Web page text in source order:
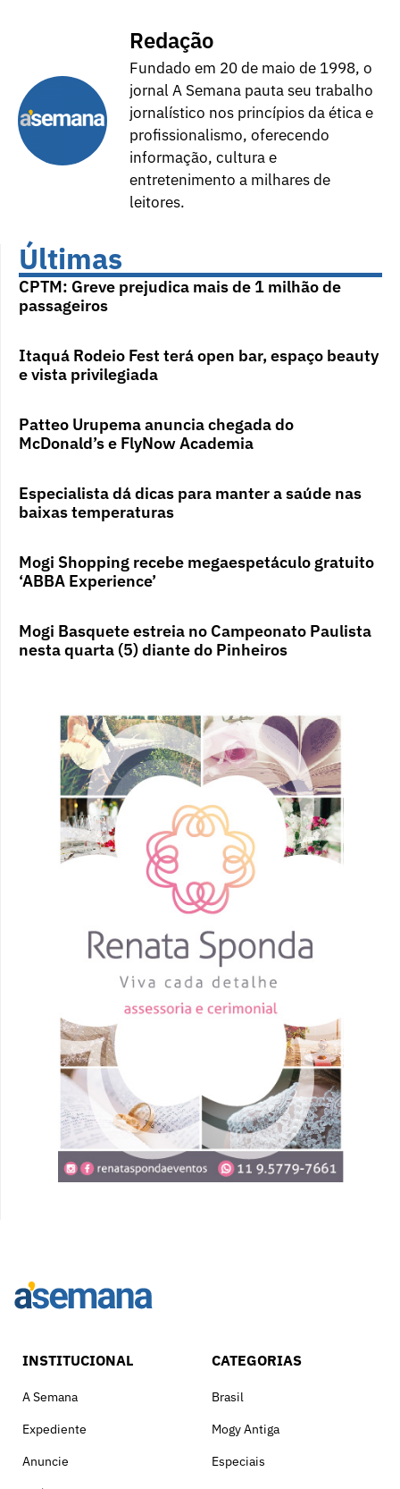
Redação
Fundado em 20 de maio de 1998, o
jornal A Semana pauta seu trabalho
jornalístico nos princípios da ética e
profissionalismo, oferecendo
informação, cultura e
entretenimento a milhares de
leitores.
Últimas
CPTM: Greve prejudica mais de 1 milhão de
passageiros
Itaquá Rodeio Fest terá open bar, espaço beauty
e vista privilegiada
Patteo Urupema anuncia chegada do
McDonald’s e FlyNow Academia
Especialista dá dicas para manter a saúde nas
baixas temperaturas
Mogi Shopping recebe megaespetáculo gratuito
‘ABBA Experience’
Mogi Basquete estreia no Campeonato Paulista
nesta quarta (5) diante do Pinheiros
INSTITUCIONAL
A Semana
Expediente
Anuncie
CATEGORIAS
Brasil
Mogy Antiga
Especiais